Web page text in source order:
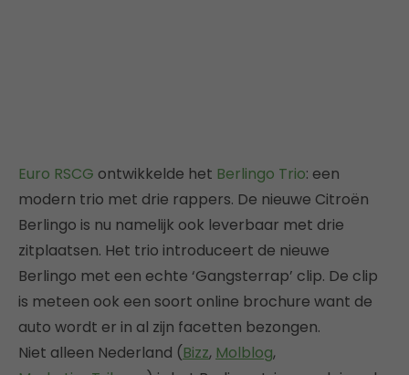
Euro RSCG ontwikkelde het Berlingo Trio: een
modern trio met drie rappers. De nieuwe Citroën
Berlingo is nu namelijk ook leverbaar met drie
zitplaatsen. Het trio introduceert de nieuwe
Berlingo met een echte ‘Gangsterrap’ clip. De clip
is meteen ook een soort online brochure want de
auto wordt er in al zijn facetten bezongen.
Niet alleen Nederland (Bizz, Molblog,